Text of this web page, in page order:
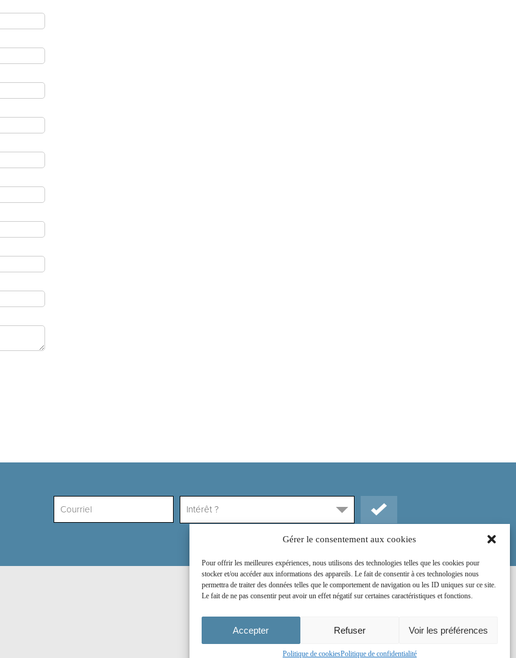
Gérer le consentement aux cookies
Pour offrir les meilleures expériences, nous utilisons des technologies telles que les cookies pour
stocker et/ou accéder aux informations des appareils. Le fait de consentir à ces technologies nous
permettra de traiter des données telles que le comportement de navigation ou les ID uniques sur ce site.
Le fait de ne pas consentir peut avoir un effet négatif sur certaines caractéristiques et fonctions.
Accepter Refuser Voir les préférences
Politique de cookiesPolitique de confidentialité
Intérêt ?
Rejoignez-nous sur :